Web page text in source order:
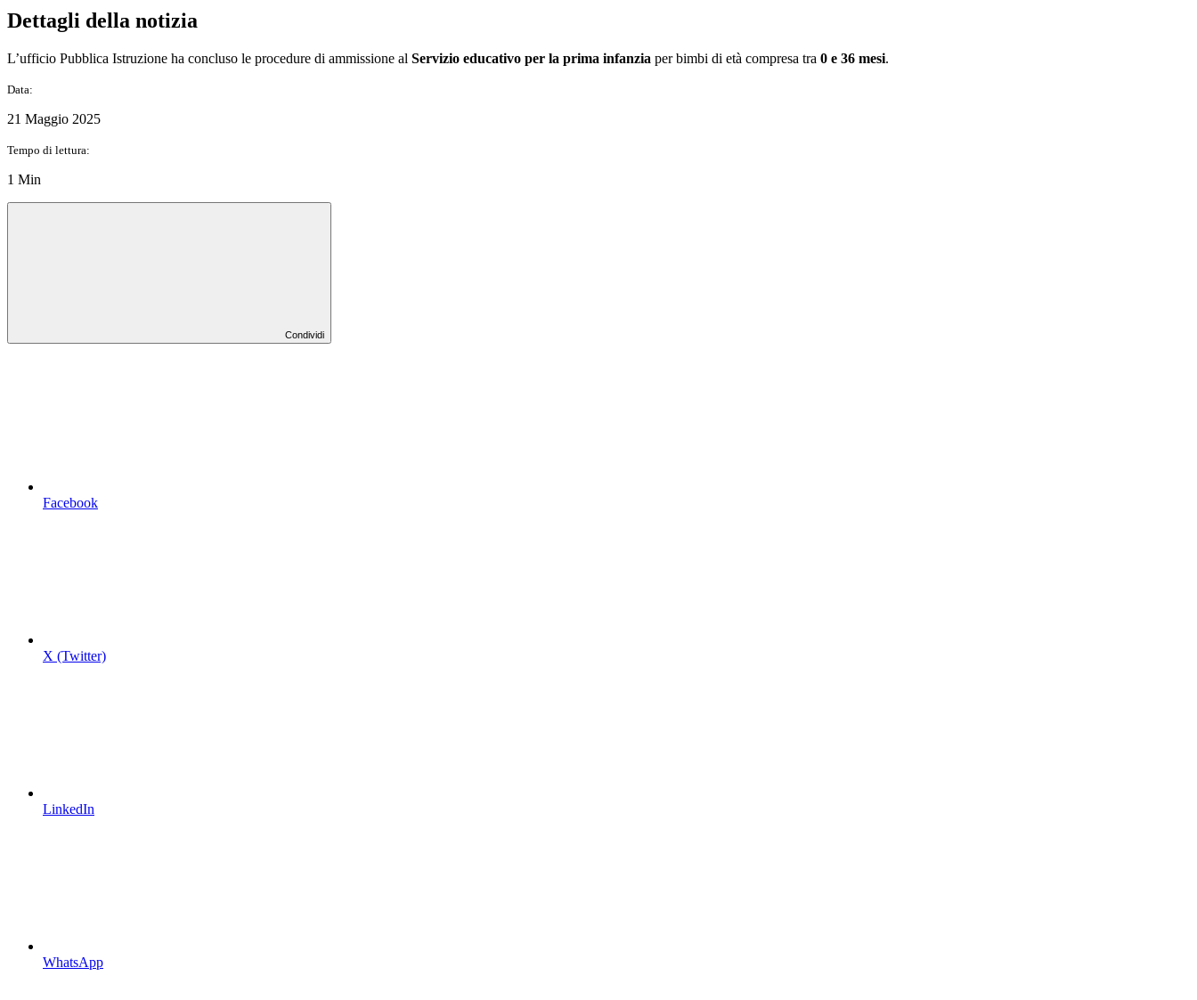
Dettagli della notizia
L’ufficio Pubblica Istruzione ha concluso le procedure di ammissione al Servizio educativo per la prima infanzia per bimbi di età compresa tra 0 e 36 mesi.
Data:
21 Maggio 2025
Tempo di lettura:
1 Min
Condividi
Facebook
X (Twitter)
LinkedIn
WhatsApp